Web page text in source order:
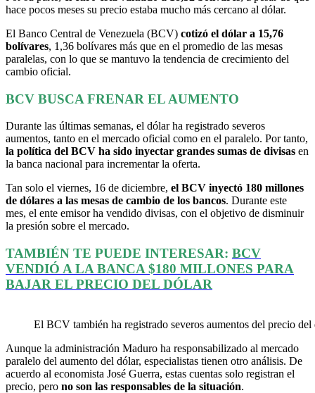
hace pocos meses su precio estaba mucho más cercano al dólar.
El Banco Central de Venezuela (BCV) cotizó el dólar a 15,76
bolívares, 1,36 bolívares más que en el promedio de las mesas
paralelas, con lo que se mantuvo la tendencia de crecimiento del
cambio oficial.
BCV BUSCA FRENAR EL AUMENTO
Durante las últimas semanas, el dólar ha registrado severos
aumentos, tanto en el mercado oficial como en el paralelo. Por tanto,
la política del BCV ha sido inyectar grandes sumas de divisas en
la banca nacional para incrementar la oferta.
Tan solo el viernes, 16 de diciembre, el BCV inyectó 180 millones
de dólares a las mesas de cambio de los bancos. Durante este
mes, el ente emisor ha vendido divisas, con el objetivo de disminuir
la presión sobre el mercado.
TAMBIÉN TE PUEDE INTERESAR: BCV
VENDIÓ A LA BANCA $180 MILLONES PARA
BAJAR EL PRECIO DEL DÓLAR
El BCV también ha registrado severos aumentos del precio del
Aunque la administración Maduro ha responsabilizado al mercado
paralelo del aumento del dólar, especialistas tienen otro análisis. De
acuerdo al economista José Guerra, estas cuentas solo registran el
precio, pero no son las responsables de la situación.